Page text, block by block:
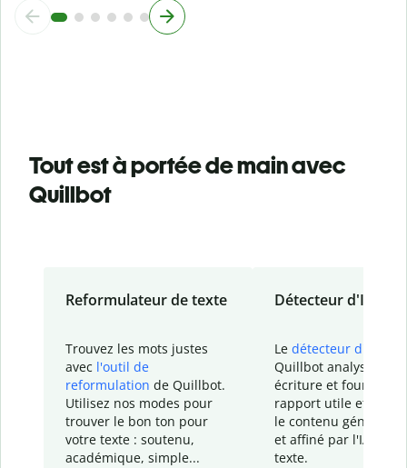
Tout est à portée de main avec
Quillbot
Reformulateur de texte
Trouvez les mots justes
avec l'outil de
reformulation de Quillbot.
Utilisez nos modes pour
trouver le bon ton pour
votre texte : soutenu,
académique, simple...
Détecteur d'IA
Le détecteur d'IA
Quillbot analyse votre
écriture et fournit un
rapport utile et
le contenu généré
et affiné par l'IA
texte.